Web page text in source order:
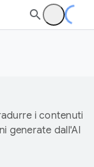
i contenuti
generate dall'AI